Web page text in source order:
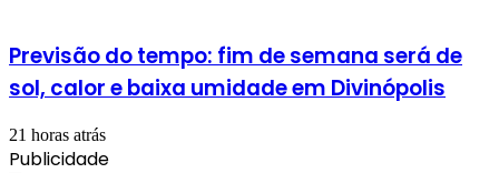
Previsão do tempo: fim de semana será de
sol, calor e baixa umidade em Divinópolis
21 horas atrás
Publicidade